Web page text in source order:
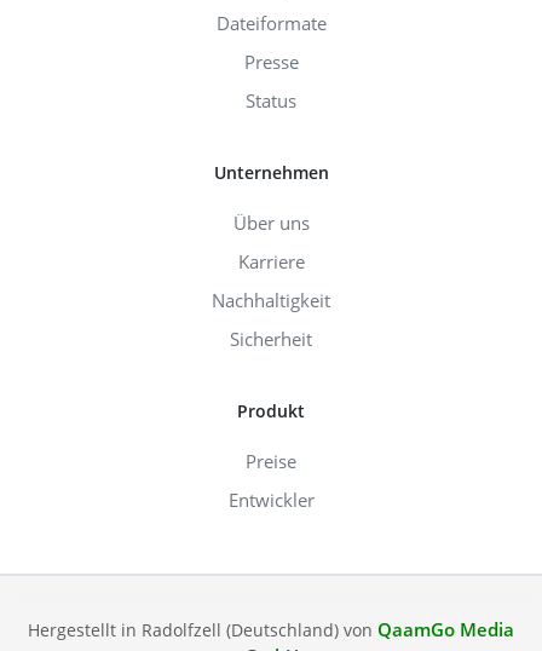
Dateiformate
Presse
Status
Unternehmen
Über uns
Karriere
Nachhaltigkeit
Sicherheit
Produkt
Preise
Entwickler
Hergestellt in Radolfzell (Deutschland) von QaamGo Media